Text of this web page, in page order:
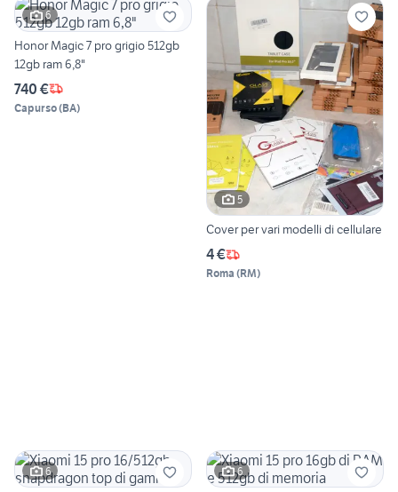
6
Honor Magic 7 pro grigio 512gb
12gb ram 6,8"
740 €
Capurso(BA)
5
Cover per vari modelli di cellulare
4 €
Roma (RM)
6 6